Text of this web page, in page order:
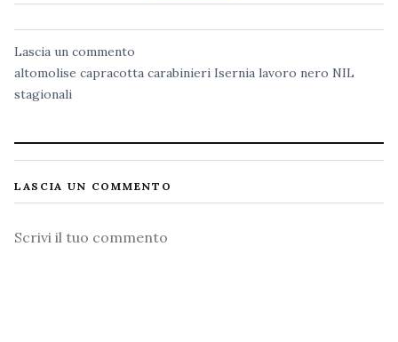
Lascia un commento
altomolise capracotta carabinieri Isernia lavoro nero NIL
stagionali
LASCIA UN COMMENTO
Commento